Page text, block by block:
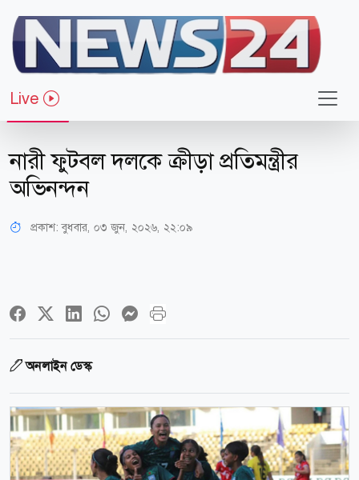
Live
খেলাধুলা
নারী ফুটবল দলকে ক্রীড়া প্রতিমন্ত্রীর
অভিনন্দন
প্রকাশ:বুধবার, ০৩ জুন, ২০২৬, ২২:০৯
অনলাইন ডেস্ক